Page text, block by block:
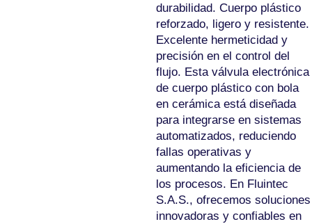
durabilidad. Cuerpo plástico
reforzado, ligero y resistente.
Excelente hermeticidad y
precisión en el control del
flujo. Esta válvula electrónica
de cuerpo plástico con bola
en cerámica está diseñada
para integrarse en sistemas
automatizados, reduciendo
fallas operativas y
aumentando la eficiencia de
los procesos. En Fluintec
S.A.S., ofrecemos soluciones
innovadoras y confiables en